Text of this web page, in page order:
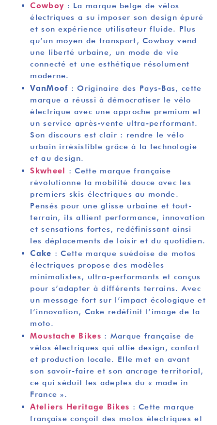
Cowboy : La marque belge de vélos
électriques a su imposer son design épuré
et son expérience utilisateur fluide. Plus
qu’un moyen de transport, Cowboy vend
une liberté urbaine, un mode de vie
connecté et une esthétique résolument
moderne.
VanMoof : Originaire des Pays-Bas, cette
marque a réussi à démocratiser le vélo
électrique avec une approche premium et
un service après-vente ultra-performant.
Son discours est clair : rendre le vélo
urbain irrésistible grâce à la technologie
et au design.
Skwheel : Cette marque française
révolutionne la mobilité douce avec les
premiers skis électriques au monde.
Pensés pour une glisse urbaine et tout-
terrain, ils allient performance, innovation
et sensations fortes, redéfinissant ainsi
les déplacements de loisir et du quotidien.
Cake : Cette marque suédoise de motos
électriques propose des modèles
minimalistes, ultra-performants et conçus
pour s’adapter à différents terrains. Avec
un message fort sur l’impact écologique et
l’innovation, Cake redéfinit l’image de la
moto.
Moustache Bikes : Marque française de
vélos électriques qui allie design, confort
et production locale. Elle met en avant
son savoir-faire et son ancrage territorial,
ce qui séduit les adeptes du « made in
France ».
Ateliers Heritage Bikes : Cette marque
française conçoit des motos électriques et